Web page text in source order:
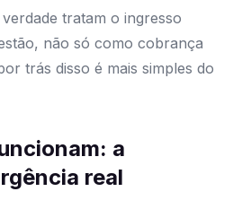
tratam o ingresso
não só como cobrança
trás disso é mais simples do
a
real